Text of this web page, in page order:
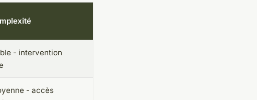
- intervention
- accès